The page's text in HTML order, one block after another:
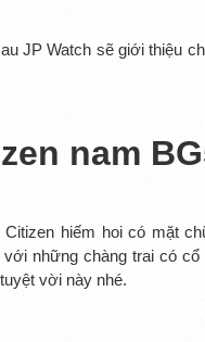
JP Watch sẽ giới thiệu
nam
Citizen hiếm hoi có mặt
những chàng trai có
vời này nhé.